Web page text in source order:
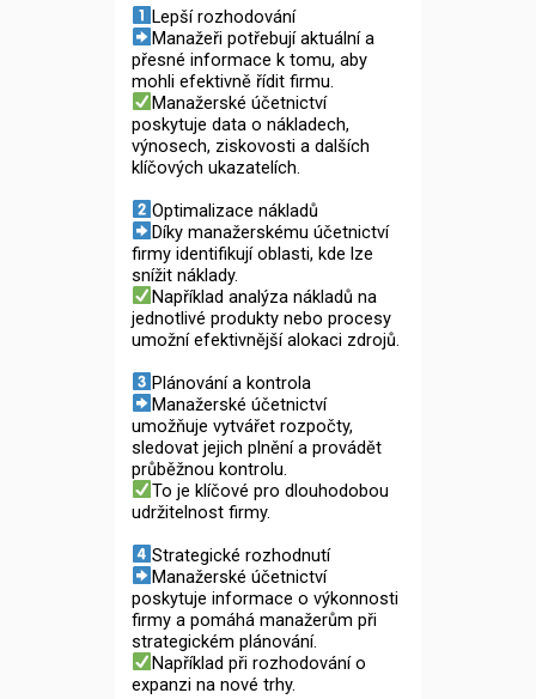
Lepší rozhodování
Manažeři potřebují aktuální a
přesné informace k tomu, aby
mohli efektivně řídit firmu.
Manažerské účetnictví
poskytuje data o nákladech,
výnosech, ziskovosti a dalších
klíčových ukazatelích.
Optimalizace nákladů
Díky manažerskému účetnictví
firmy identifikují oblasti, kde lze
snížit náklady.
Například analýza nákladů na
jednotlivé produkty nebo procesy
umožní efektivnější alokaci zdrojů.
Plánování a kontrola
Manažerské účetnictví
umožňuje vytvářet rozpočty,
sledovat jejich plnění a provádět
průběžnou kontrolu.
To je klíčové pro dlouhodobou
udržitelnost firmy.
Strategické rozhodnutí
Manažerské účetnictví
poskytuje informace o výkonnosti
firmy a pomáhá manažerům při
strategickém plánování.
Například při rozhodování o
expanzi na nové trhy.